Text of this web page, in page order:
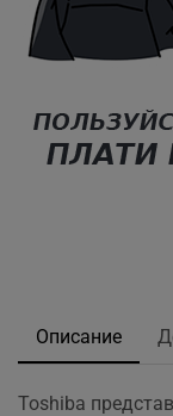
Описание
Toshiba